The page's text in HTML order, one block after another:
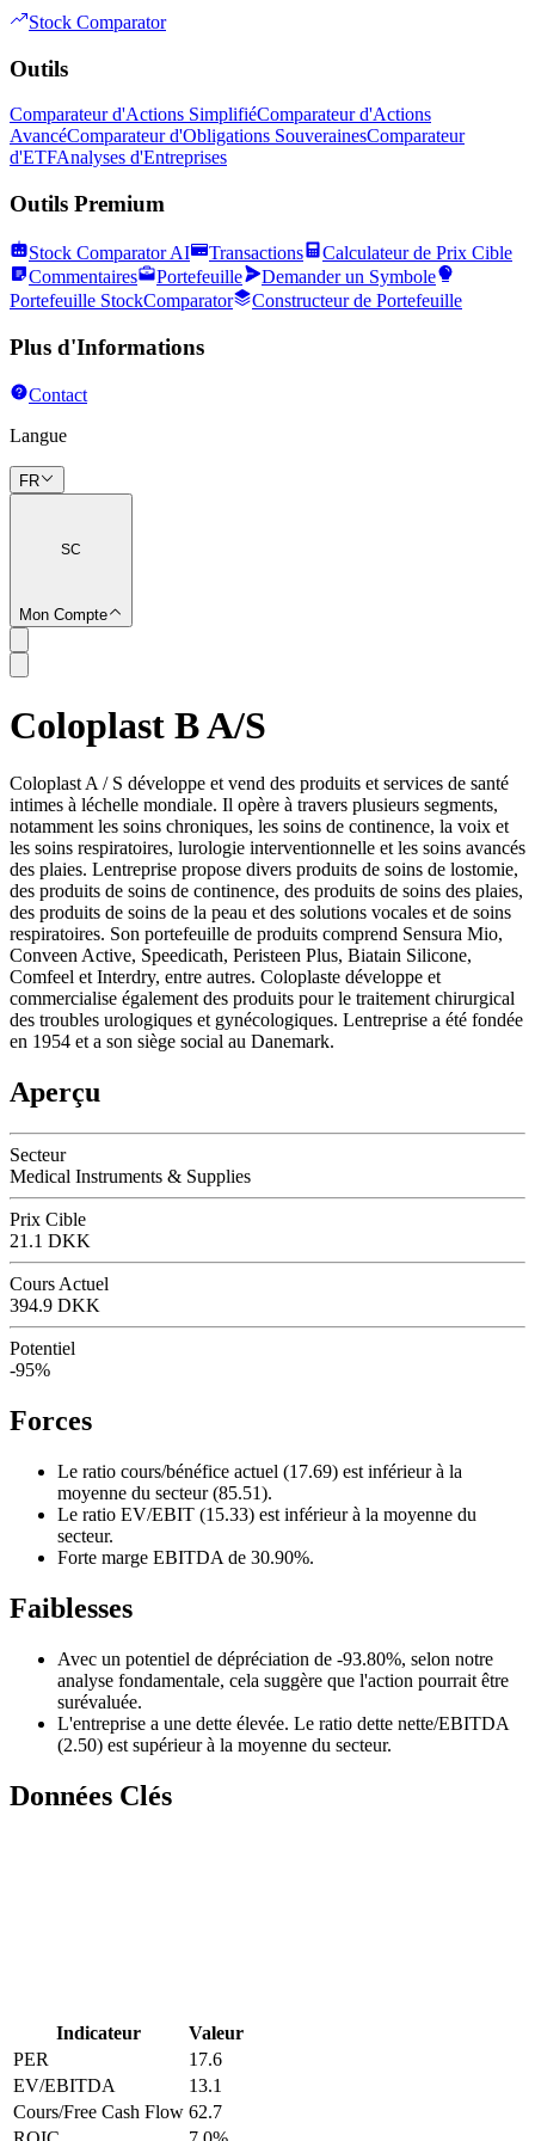
Stock Comparator
Outils
Comparateur d'Actions SimplifiéComparateur d'Actions
AvancéComparateur d'Obligations SouverainesComparateur
d'ETFAnalyses d'Entreprises
Outils Premium
Stock Comparator AI Transactions
Calculateur de Prix Cible
Commentaires
Portefeuille
Demander un Symbole
Portefeuille StockComparator
Constructeur de Portefeuille
Plus d'Informations
Contact
Langue
FR
SC
Mon Compte
SC
Coloplast B A/S
Coloplast A / S développe et vend des produits et services de santé
intimes à léchelle mondiale. Il opère à travers plusieurs segments,
notamment les soins chroniques, les soins de continence, la voix et
les soins respiratoires, lurologie interventionnelle et les soins avancés
des plaies. Lentreprise propose divers produits de soins de lostomie,
des produits de soins de continence, des produits de soins des plaies,
des produits de soins de la peau et des solutions vocales et de soins
respiratoires. Son portefeuille de produits comprend Sensura Mio,
Conveen Active, Speedicath, Peristeen Plus, Biatain Silicone,
Comfeel et Interdry, entre autres. Coloplaste développe et
commercialise également des produits pour le traitement chirurgical
des troubles urologiques et gynécologiques. Lentreprise a été fondée
en 1954 et a son siège social au Danemark.
Aperçu
Secteur
Medical Instruments & Supplies
Prix Cible
21.1 DKK
Cours Actuel
394.9 DKK
Potentiel
-95%
Forces
Le ratio cours/bénéfice actuel (17.69) est inférieur à la
moyenne du secteur (85.51).
Le ratio EV/EBIT (15.33) est inférieur à la moyenne du
secteur.
Forte marge EBITDA de 30.90%.
Faiblesses
Avec un potentiel de dépréciation de -93.80%, selon notre
analyse fondamentale, cela suggère que l'action pourrait être
surévaluée.
L'entreprise a une dette élevée. Le ratio dette nette/EBITDA
(2.50) est supérieur à la moyenne du secteur.
Données Clés
Indicateur
Valeur
PER
17.6
EV/EBITDA
13.1
Cours/Free Cash Flow 62.7